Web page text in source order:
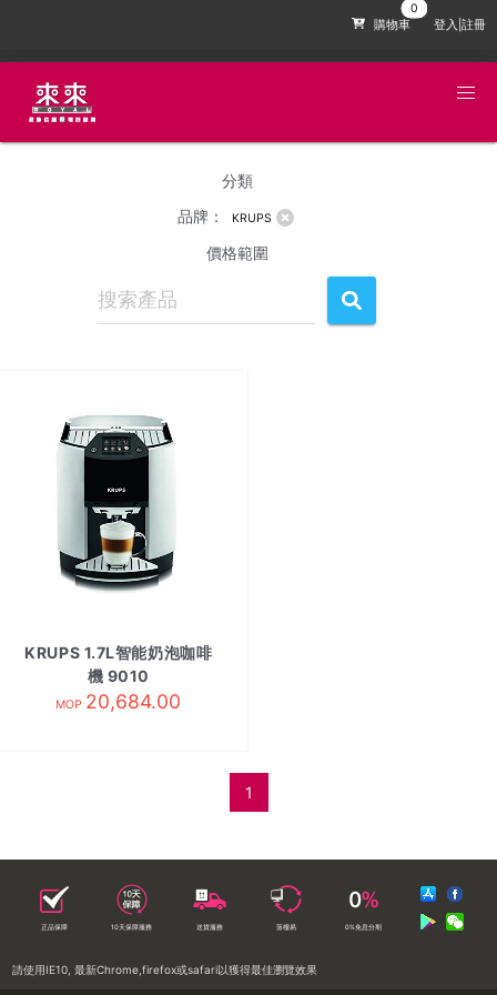
購物車 登入|註冊
分類
品牌：
KRUPS
價格範圍
KRUPS 1.7L智能奶泡咖啡
機 9010
MOP 20,684.00
1
正品保障 10天保障服務 送貨服務 落樓易 0%免息分期
請使用IE10, 最新Chrome,firefox或safari以獲得最佳瀏覽效果